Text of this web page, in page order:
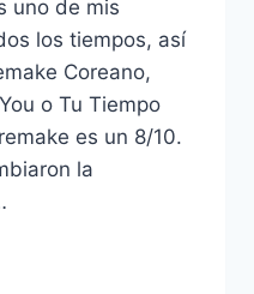
uno de mis
los tiempos, así
Coreano,
o Tu Tiempo
es un 8/10.
la